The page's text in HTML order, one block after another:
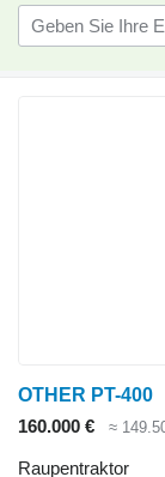
OTHER PT-400
160.000 €
≈
Raupentraktor